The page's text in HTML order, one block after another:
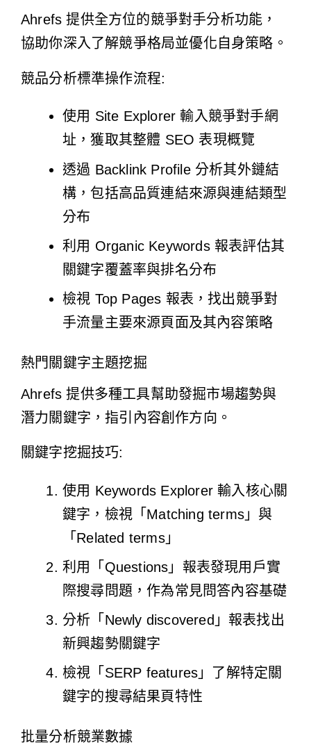
Ahrefs 提供全方位的競爭對手分析功能，
協助你深入了解競爭格局並優化自身策略。
競品分析標準操作流程:
使用 Site Explorer 輸入競爭對手網
址，獲取其整體 SEO 表現概覽
透過 Backlink Profile 分析其外鏈結
構，包括高品質連結來源與連結類型
分布
利用 Organic Keywords 報表評估其
關鍵字覆蓋率與排名分布
檢視 Top Pages 報表，找出競爭對
手流量主要來源頁面及其內容策略
熱門關鍵字主題挖掘
Ahrefs 提供多種工具幫助發掘市場趨勢與
潛力關鍵字，指引內容創作方向。
關鍵字挖掘技巧:
使用 Keywords Explorer 輸入核心關
鍵字，檢視「Matching terms」與
「Related terms」
利用「Questions」報表發現用戶實
際搜尋問題，作為常見問答內容基礎
分析「Newly discovered」報表找出
新興趨勢關鍵字
檢視「SERP features」了解特定關
鍵字的搜尋結果頁特性
批量分析競業數據